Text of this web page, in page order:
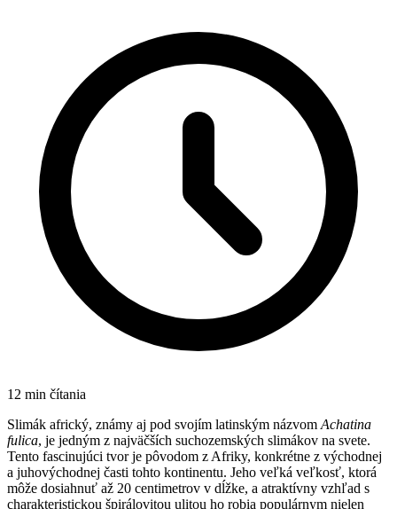
12 min čítania
Slimák africký, známy aj pod svojím latinským názvom Achatina
fulica, je jedným z najväčších suchozemských slimákov na svete.
Tento fascinujúci tvor je pôvodom z Afriky, konkrétne z východnej
a juhovýchodnej časti tohto kontinentu. Jeho veľká veľkosť, ktorá
môže dosiahnuť až 20 centimetrov v dĺžke, a atraktívny vzhľad s
charakteristickou špirálovitou ulitou ho robia populárnym nielen